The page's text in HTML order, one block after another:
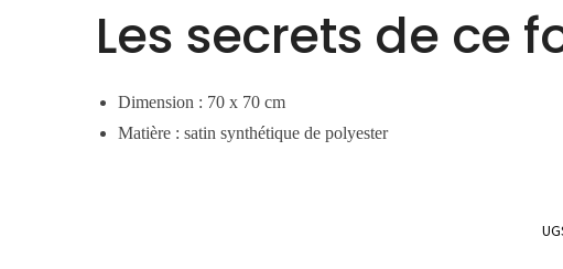
Les secrets de ce
Dimension : 70 x 70 cm
Matière : satin synthétique de polyester